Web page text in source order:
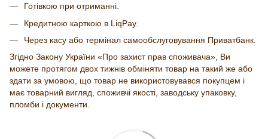
Готівкою при отриманні.
Кредитною карткою в LiqPay.
Через касу або термінал самообслуговування Приватбанк.
Згідно Закону України «Про захист прав споживача», Ви
можете протягом двох тижнів обміняти товар на такий же або
здати за умовою, що товар не використовувався покупцем і
має товарний вигляд, споживчі якості, заводську упаковку,
пломби і документи.